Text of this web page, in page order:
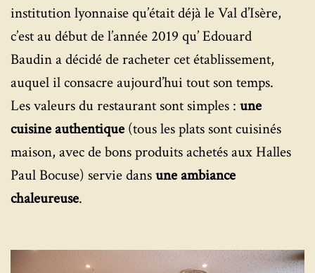
institution lyonnaise qu’était déjà le Val d’Isère,
c’est au début de l’année 2019 qu’ Edouard
Baudin a décidé de racheter cet établissement,
auquel il consacre aujourd’hui tout son temps.
Les valeurs du restaurant sont simples : une
cuisine authentique(tous les plats sont cuisinés
maison, avec de bons produits achetés aux Halles
Paul Bocuse) servie dansune ambiance
chaleureuse.